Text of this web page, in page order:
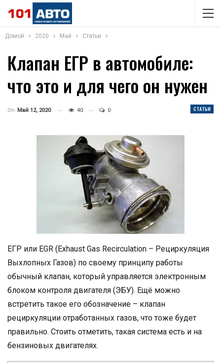
Домой 2020 Май Статьи
Клапан ЕГР в автомобиле:
что это и для чего он нужен
СТАТЬИ
On Май 12, 2020 40 0
ЕГР или EGR (Exhaust Gas Recirculation – Рециркуляция
Выхлопных Газов) по своему принципу работы
обычный клапан, который управляется электронным
блоком контроля двигателя (ЭБУ). Ещё можно
встретить такое его обозначение – клапан
рециркуляции отработанных газов, что тоже будет
правильно. Стоить отметить, такая система есть и на
бензиновых двигателях.